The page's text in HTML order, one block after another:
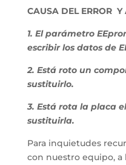
CAUSA DEL ERROR Y
1. El parámetro
escribir los datos de
2. Está roto un
sustituirlo.
3. Está rota la placa
sustituirla.
Para inquietudes
con nuestro equipo, a